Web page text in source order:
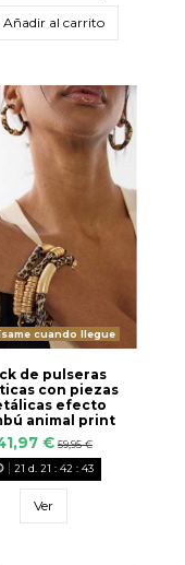
Añadir al carrito
cuando llegue
de pulseras
con piezas
efecto
animal print
€ 59,95 €
21 d. 21 : 42: 42
Ver